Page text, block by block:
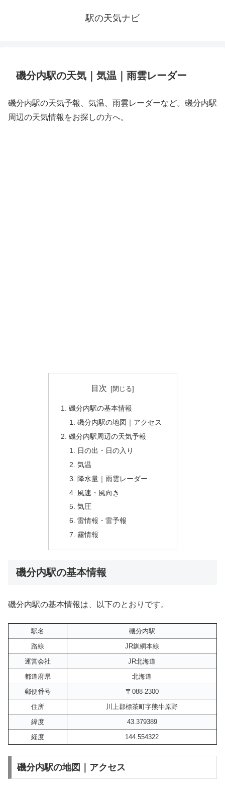
駅の天気ナビ
磯分内駅の天気｜気温｜雨雲レーダー
磯分内駅の天気予報、気温、雨雲レーダーなど。磯分内駅
周辺の天気情報をお探しの方へ。
目次
磯分内駅の基本情報
磯分内駅の地図｜アクセス
磯分内駅周辺の天気予報
日の出・日の入り
気温
降水量｜雨雲レーダー
風速・風向き
気圧
雷情報・雷予報
霧情報
磯分内駅の基本情報
磯分内駅の基本情報は、以下のとおりです。
駅名
磯分内駅
路線
JR釧網本線
運営会社
JR北海道
都道府県
北海道
郵便番号
〒088-2300
住所
川上郡標茶町字熊牛原野
緯度
43.379389
経度
144.554322
磯分内駅の地図｜アクセス